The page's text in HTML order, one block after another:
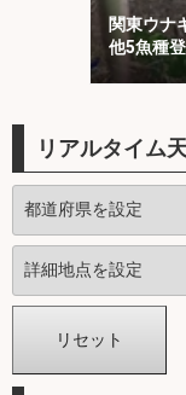
関東ウナ
他5魚種
川・埼玉】
リアルタイム